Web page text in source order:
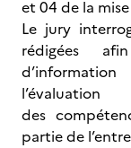
et 04 de la
Le jury
rédigées
l’évaluation
des
partie de